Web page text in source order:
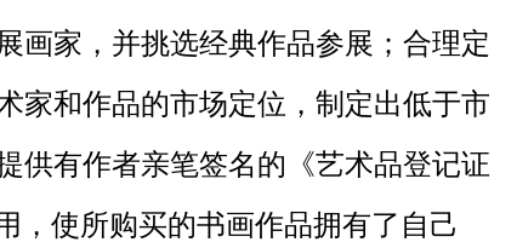
画家，并挑选经典作品参展；合理定
家和作品的市场定位，制定出低于市
供有作者亲笔签名的《艺术品登记证
，使所购买的书画作品拥有了自己